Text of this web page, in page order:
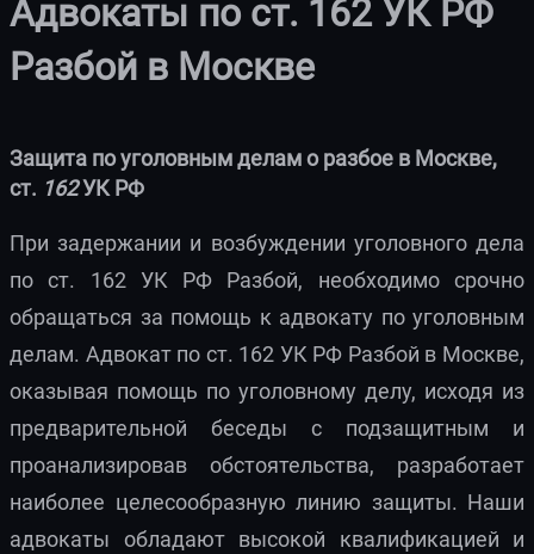
Адвокаты по ст. 162 УК РФ
Разбой в Москве
Защита по уголовным делам о разбое в Москве,
ст. 162УК РФ
При задержании и возбуждении уголовного дела
по ст. 162 УК РФ Разбой, необходимо срочно
обращаться за помощь к адвокату по уголовным
делам. Адвокат по ст. 162 УК РФ Разбой в Москве,
оказывая помощь по уголовному делу, исходя из
предварительной беседы с подзащитным и
проанализировав обстоятельства, разработает
наиболее целесообразную линию защиты. Наши
адвокаты обладают высокой квалификацией и